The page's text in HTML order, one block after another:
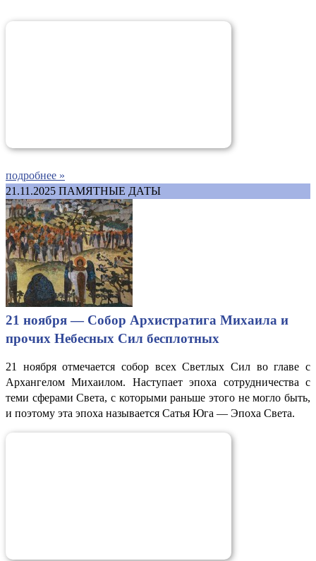
подробнее »
21.11.2025 ПАМЯТНЫЕ ДАТЫ
21 ноября — Собор Архистратига Михаила и
прочих Небесных Сил бесплотных
21 ноября отмечается собор всех Светлых Сил во главе с
Архангелом Михаилом. Наступает эпоха сотрудничества с
теми сферами Света, с которыми раньше этого не могло быть,
и поэтому эта эпоха называется Сатья Юга — Эпоха Света.